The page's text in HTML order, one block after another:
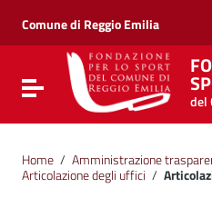
Vai al menu di navigazione
Vai al footer
Comune di Reggio Emilia
Attiva / disattiva la
del
Home / Amministrazione
Articolazione degli uffici /